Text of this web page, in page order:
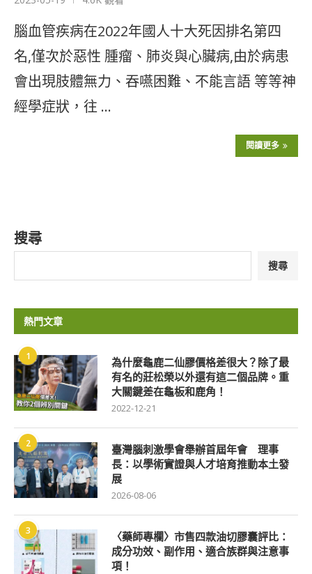
腦血管疾病在2022年國人十大死因排名第四
名,僅次於惡性 腫瘤、肺炎與心臟病,由於病患
會出現肢體無力、吞嚥困難、不能言語 等等神
經學症狀，往 …
閱讀更多
搜尋
搜尋
熱門文章
1
為什麼龜鹿二仙膠價格差很大？除了最
有名的莊松榮以外還有這二個品牌。重
大關鍵差在龜板和鹿角！
2022-12-21
2
臺灣腦刺激學會舉辦首屆年會 理事
長：以學術實證與人才培育推動本土發
展
2026-08-06
3
〈藥師專欄〉市售四款油切膠囊評比：
成分功效、副作用、適合族群與注意事
項！